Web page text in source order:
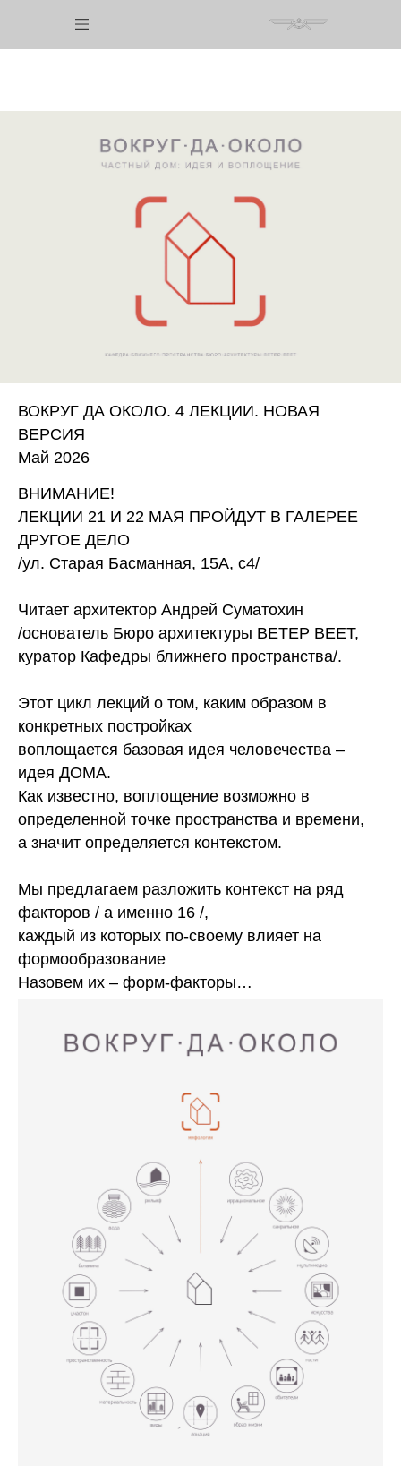
ВОКРУГ ДА ОКОЛО. 4 ЛЕКЦИИ. НОВАЯ
ВЕРСИЯ
Май 2026
ВНИМАНИЕ!
ЛЕКЦИИ 21 И 22 МАЯ ПРОЙДУТ В ГАЛЕРЕЕ
ДРУГОЕ ДЕЛО
/ул. Старая Басманная, 15А, с4/
Читает архитектор Андрей Суматохин
/основатель Бюро архитектуры ВЕТЕР ВЕЕТ,
куратор Кафедры ближнего пространства/.
Этот цикл лекций о том, каким образом в
конкретных постройках
воплощается базовая идея человечества –
идея ДОМА.
Как известно, воплощение возможно в
определенной точке пространства и времени,
а значит определяется контекстом.
Мы предлагаем разложить контекст на ряд
факторов / а именно 16 /,
каждый из которых по-своему влияет на
формообразование
Назовем их – форм-факторы…